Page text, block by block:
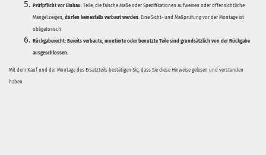
Prüfpflicht vor Einbau: Teile, die falsche Maße oder Spezifikationen aufweisen oder offensichtliche
Mängel zeigen, dürfen keinesfalls verbaut werden. Eine Sicht- und Maßprüfung vor der Montage ist
obligatorisch.
Rückgaberecht: Bereits verbaute, montierte oder benutzte Teile sind grundsätzlich von der Rückgabe
ausgeschlossen.
Mit dem Kauf und der Montage des Ersatzteils bestätigen Sie, dass Sie diese Hinweise gelesen und verstanden
haben